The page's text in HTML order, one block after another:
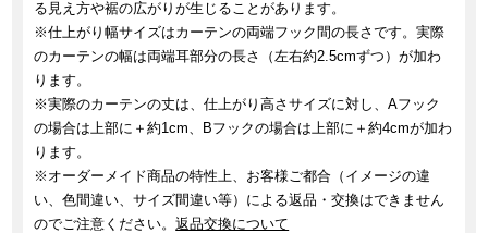
る見え方や裾の広がりが生じることがあります。
※仕上がり幅サイズはカーテンの両端フック間の長さです。実際
のカーテンの幅は両端耳部分の長さ（左右約2.5cmずつ）が加わ
ります。
※実際のカーテンの丈は、仕上がり高さサイズに対し、Aフック
の場合は上部に＋約1cm、Bフックの場合は上部に＋約4cmが加わ
ります。
※オーダーメイド商品の特性上、お客様ご都合（イメージの違
い、色間違い、サイズ間違い等）による返品・交換はできません
のでご注意ください。返品交換について